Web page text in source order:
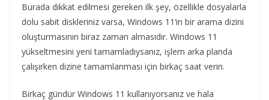
Burada dikkat edilmesi gereken ilk şey, özellikle dosyalarla
dolu sabit diskleriniz varsa, Windows 11’in bir arama dizini
oluşturmasının biraz zaman almasıdır. Windows 11
yükseltmesini yeni tamamladıysanız, işlem arka planda
çalışırken dizine tamamlanması için birkaç saat verin.
Birkaç gündür Windows 11 kullanıyorsanız ve hala